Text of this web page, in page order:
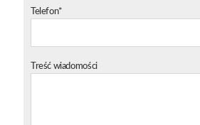
Telefon*
Treść wiadomości